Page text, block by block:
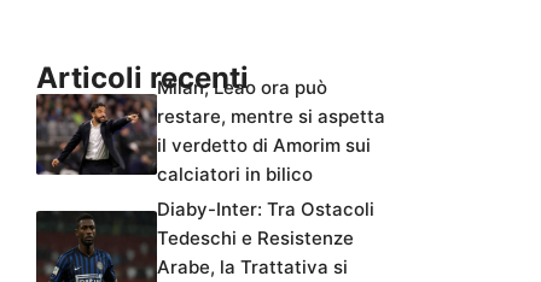
Articoli recenti
Milan, Leao ora può
restare, mentre si aspetta
il verdetto di Amorim sui
calciatori in bilico
Diaby-Inter: Tra Ostacoli
Tedeschi e Resistenze
Arabe, la Trattativa si